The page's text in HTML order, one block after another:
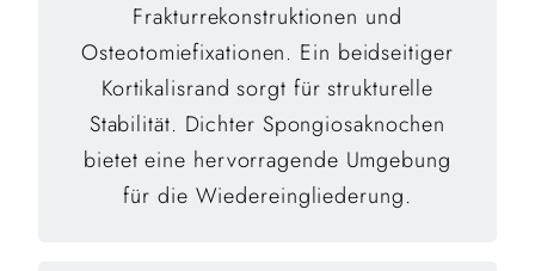
Frakturrekonstruktionen und
Osteotomiefixationen. Ein beidseitiger
Kortikalisrand sorgt für strukturelle
Stabilität. Dichter Spongiosaknochen
bietet eine hervorragende Umgebung
für die Wiedereingliederung.